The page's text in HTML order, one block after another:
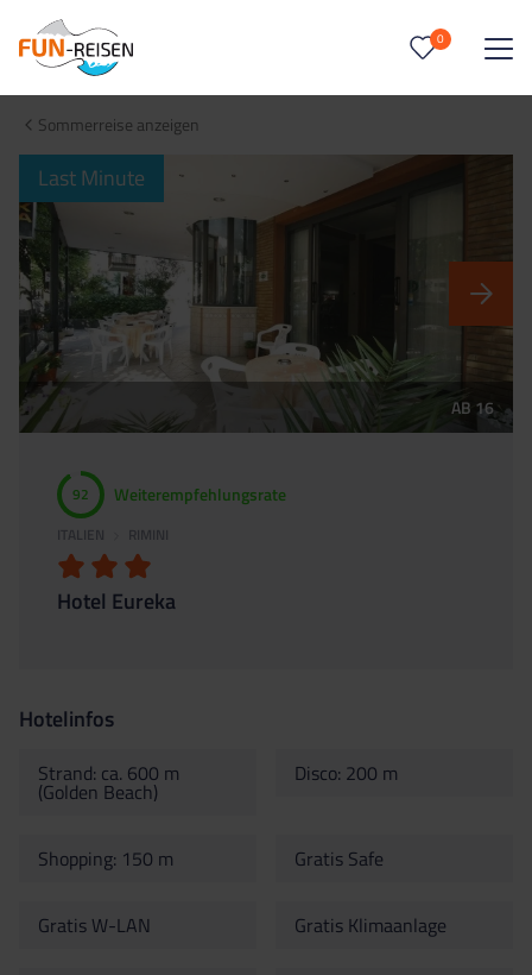
0
0Reise/n auf deiner Merkliste
Keine Reisen auf der Merkliste
Sommerreise anzeigen
Last Minute
AB 16
92 Weiterempfehlungsrate
ITALIEN RIMINI
Hotel Eureka
Hotelinfos
Strand: ca. 600 m
(Golden Beach)
Disco: 200 m
Shopping: 150 m Gratis Safe
Gratis W-LAN Gratis Klimaanlage